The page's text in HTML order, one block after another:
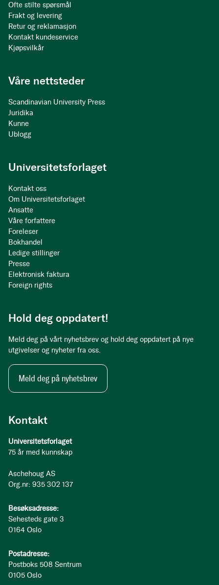
Kontakt
Universitetsforlaget
75 år med kunnskap
Aschehoug AS
Org.nr: 935 302 137
Besøksadresse:
Sehesteds gate 3
0164 Oslo
Postadresse:
Postboks 508 Sentrum
0105 Oslo
Ofte stilte spørsmål
Frakt og levering
Retur og reklamasjon
Kontakt kundeservice
Kjøpsvilkår
Våre nettsteder
Scandinavian University Press
Juridika
Kunne
Ublogg
Universitetsforlaget
Kontakt oss
Om Universitetsforlaget
Ansatte
Våre forfattere
Foreleser
Bokhandel
Ledige stillinger
Presse
Elektronisk faktura
Foreign rights
Hold deg oppdatert!
Meld deg på vårt nyhetsbrev og hold deg oppdatert på nye
utgivelser og nyheter fra oss.
Meld deg på nyhetsbrev